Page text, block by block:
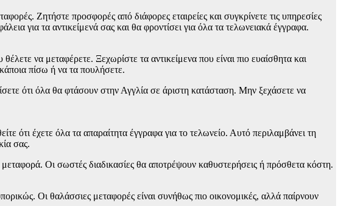
Ζητήστε προσφορές από διάφορες εταιρείες και συγκρίνετε τις υπηρεσίες
για τα αντικείμενά σας και θα φροντίσει για όλα τα τελωνειακά έγγραφα.
να μεταφέρετε. Ξεχωρίστε τα αντικείμενα που είναι πιο ευαίσθητα και
κάποια πίσω ή να τα πουλήσετε.
ότι όλα θα φτάσουν στην Αγγλία σε άριστη κατάσταση. Μην ξεχάσετε να
ότι έχετε όλα τα απαραίτητα έγγραφα για το τελωνείο. Αυτό περιλαμβάνει τη
σας.
μεταφορά. Οι σωστές διαδικασίες θα αποτρέψουν καθυστερήσεις ή πρόσθετα κόστη.
Οι θαλάσσιες μεταφορές είναι συνήθως πιο οικονομικές, αλλά παίρνουν